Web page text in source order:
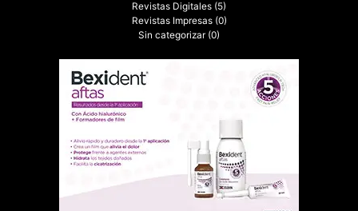
Revistas Digitales (5)
Revistas Impresas (0)
Sin categorizar (0)